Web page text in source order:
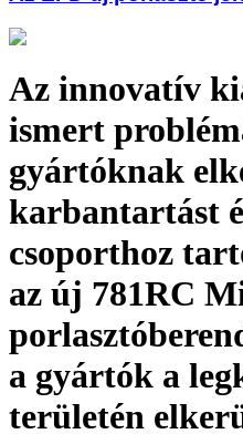
Az innovatív
ismert
gyártóknak
karbantartást
csoporthoz
az új 781RC
a gyártók a
területén